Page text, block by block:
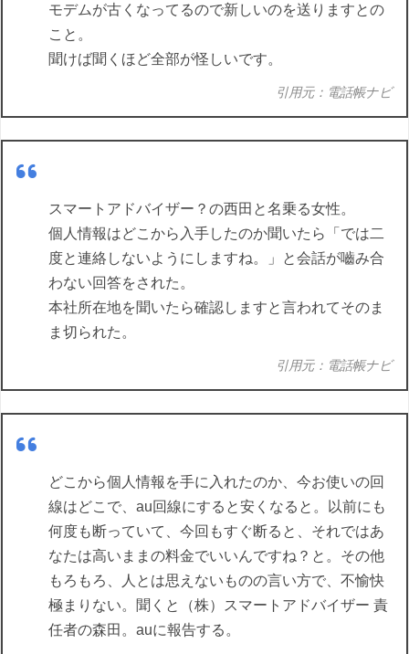
モデムが古くなってるので新しいのを送りますとの
こと。
聞けば聞くほど全部が怪しいです。
引用元：電話帳ナビ
スマートアドバイザー？の西田と名乗る女性。
個人情報はどこから入手したのか聞いたら「では二
度と連絡しないようにしますね。」と会話が嚙み合
わない回答をされた。
本社所在地を聞いたら確認しますと言われてそのま
ま切られた。
引用元：電話帳ナビ
どこから個人情報を手に入れたのか、今お使いの回
線はどこで、au回線にすると安くなると。以前にも
何度も断っていて、今回もすぐ断ると、それではあ
なたは高いままの料金でいいんですね？と。その他
もろもろ、人とは思えないものの言い方で、不愉快
極まりない。聞くと（株）スマートアドバイザー 責
任者の森田。auに報告する。